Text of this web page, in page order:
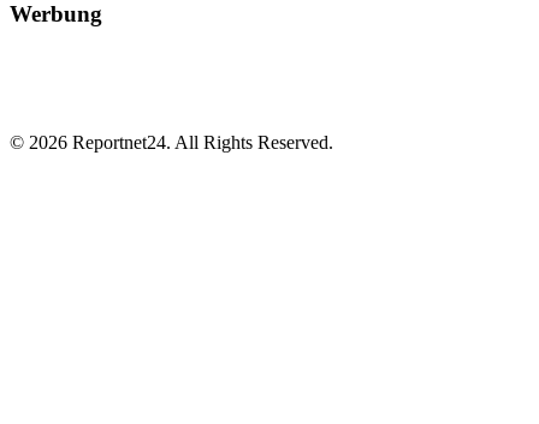
Werbung
© 2026 Reportnet24. All Rights Reserved.